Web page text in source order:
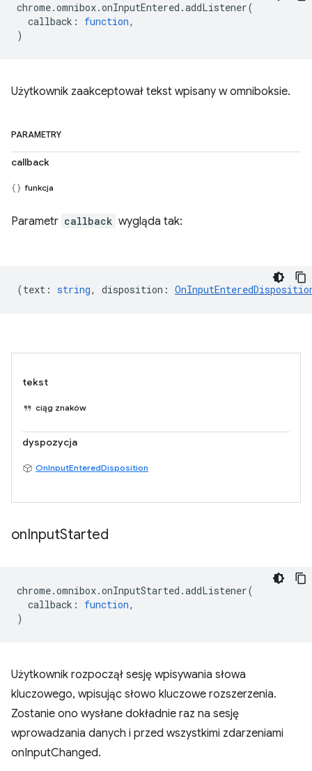
chrome.omnibox.onInputEntered .addListener(
callback : function,
)
Użytkownik zaakceptował tekst wpisany w omniboksie.
PARAMETRY
callback
funkcja
Parametr callback wygląda tak:
(text : string, disposition :
tekst
ciąg znaków
dyspozycja
OnInputEnteredDisposition
onInputStarted
chrome.omnibox.onInputStarted .addListener(
callback : function,
)
Użytkownik rozpoczął sesję wpisywania słowa
kluczowego, wpisując słowo kluczowe rozszerzenia.
Zostanie ono wysłane dokładnie raz na sesję
wprowadzania danych i przed wszystkimi zdarzeniami
onInputChanged.